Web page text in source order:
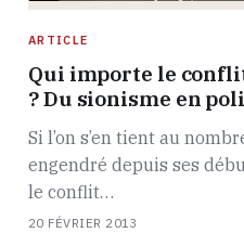
ARTICLE
Qui importe le
? Du sionisme en
Si l’on s’en tient au
engendré depuis ses
le conflit…
20 FÉVRIER 2013